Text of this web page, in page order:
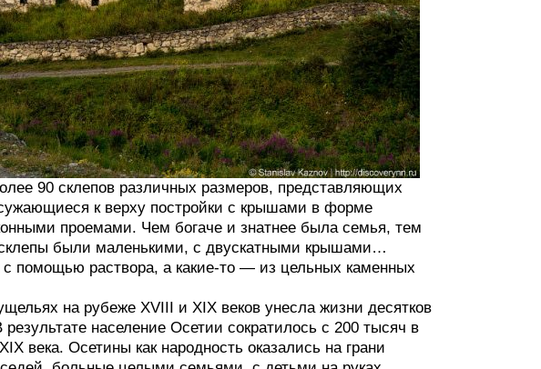
90 склепов различных размеров, представляющих
к верху постройки с крышами в форме
проемами. Чем богаче и знатнее была семья, тем
были маленькими, с двускатными крышами…
с помощью раствора, а какие-то — из цельных каменных
на рубеже XVIII и XIX веков унесла жизни десятков
население Осетии сократилось с 200 тысяч в
века. Осетины как народность оказались на грани